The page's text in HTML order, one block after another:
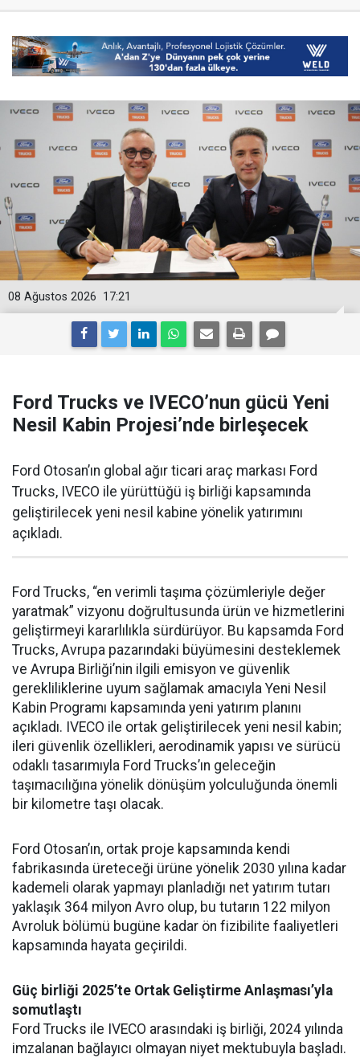
17:21
08 Ağustos 2026
Ford Trucks ve IVECO’nun gücü Yeni
Nesil Kabin Projesi’nde birleşecek
Ford Otosan’ın global ağır ticari araç markası Ford
Trucks, IVECO ile yürüttüğü iş birliği kapsamında
geliştirilecek yeni nesil kabine yönelik yatırımını
açıkladı.
Ford Trucks, “en verimli taşıma çözümleriyle değer
yaratmak” vizyonu doğrultusunda ürün ve hizmetlerini
geliştirmeyi kararlılıkla sürdürüyor. Bu kapsamda Ford
Trucks, Avrupa pazarındaki büyümesini desteklemek
ve Avrupa Birliği’nin ilgili emisyon ve güvenlik
gerekliliklerine uyum sağlamak amacıyla Yeni Nesil
Kabin Programı kapsamında yeni yatırım planını
açıkladı. IVECO ile ortak geliştirilecek yeni nesil kabin;
ileri güvenlik özellikleri, aerodinamik yapısı ve sürücü
odaklı tasarımıyla Ford Trucks’ın geleceğin
taşımacılığına yönelik dönüşüm yolculuğunda önemli
bir kilometre taşı olacak.
Ford Otosan’ın, ortak proje kapsamında kendi
fabrikasında üreteceği ürüne yönelik 2030 yılına kadar
kademeli olarak yapmayı planladığı net yatırım tutarı
yaklaşık 364 milyon Avro olup, bu tutarın 122 milyon
Avroluk bölümü bugüne kadar ön fizibilite faaliyetleri
kapsamında hayata geçirildi.
Güç birliği 2025’te Ortak Geliştirme Anlaşması’yla
somutlaştı
Ford Trucks ile IVECO arasındaki iş birliği, 2024 yılında
imzalanan bağlayıcı olmayan niyet mektubuyla başladı.